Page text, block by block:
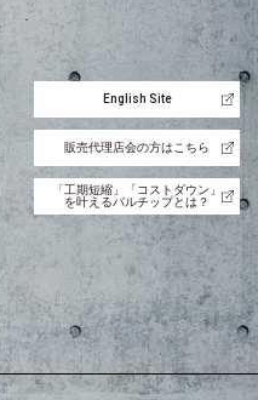
English Site
販売代理店会の方はこちら
「工期短縮」「コストダウン」
を叶えるバルチップとは？